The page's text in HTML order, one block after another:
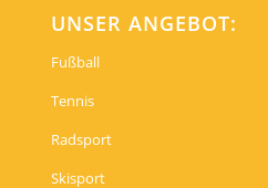
UNSER ANGEBOT:
Fußball
Tennis
Radsport
Skisport